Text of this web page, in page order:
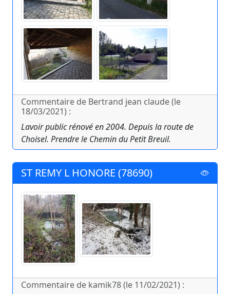
Commentaire de Bertrand jean claude (le
18/03/2021) :
Lavoir public rénové en 2004. Depuis la route de
Choisel. Prendre le Chemin du Petit Breuil.
ST REMY L HONORE (78690)
Commentaire de kamik78 (le 11/02/2021) :